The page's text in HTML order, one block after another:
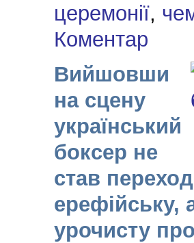
церемонії,
Коментар
Вийшовши
на сцену
український
боксер не
став
ерефійську,
урочисту